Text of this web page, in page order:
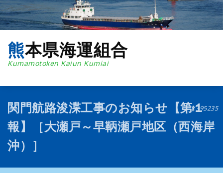
コ
ン
テ
ッ
熊本県海運組合
Kumamotoken Kaiun Kumiai
395235
関門航路浚渫工事のお知らせ【第１
報】［大瀬戸～早鞆瀬戸地区（西海岸
沖）］